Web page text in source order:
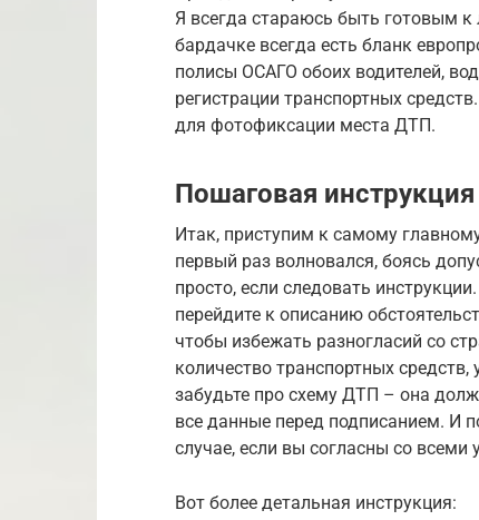
Я всегда стараюсь быть готовым
бардачке всегда есть бланк
полисы ОСАГО обоих водителей,
регистрации транспортных
для фотофиксации места ДТП.
Пошаговая
Итак, приступим к самому
первый раз волновался, боясь
просто, если следовать
перейдите к описанию
чтобы избежать разногласий со
количество транспортных
забудьте про схему ДТП – она
все данные перед подписанием. И
случае, если вы согласны со
Вот более детальная инструкция: